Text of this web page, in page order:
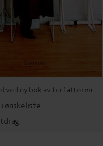
ved ny bok av forfatteren
ønskeliste